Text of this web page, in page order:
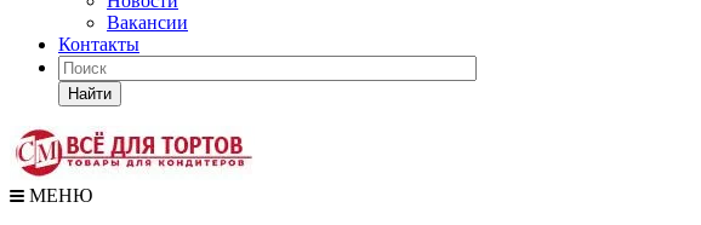
Вакансии
Контакты
Найти
МЕНЮ